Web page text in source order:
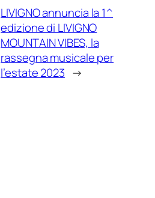
LIVIGNO annuncia la 1^
edizione di LIVIGNO
MOUNTAIN VIBES, la
rassegna musicale per
l’estate 2023 →